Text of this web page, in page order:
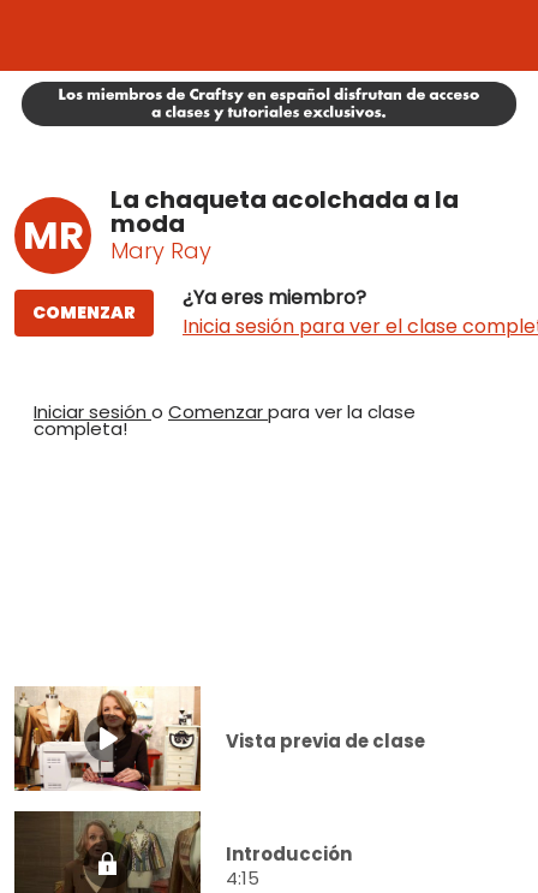
MR
La chaqueta acolchada a la
moda
Mary Ray
¿Ya eres miembro?
Inicia sesión para ver el clase
COMENZAR
Iniciar sesión o Comenzarpara ver la clase
completa!
Vista previa de clase
Introducción
4:15